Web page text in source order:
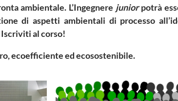
ambientale. L’Ingegnere juniorpotrà
di aspetti ambientali di processo
al corso!
ecoefficiente ed ecosostenibile.